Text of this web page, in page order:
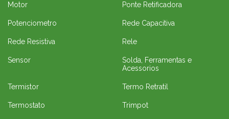
Motor Ponte Retificadora
Potenciometro Rede Capacitiva
Rede Resistiva Rele
Sensor
Solda, Ferramentas e
Acessorios
Termistor Termo Retratil
Termostato Trimpot